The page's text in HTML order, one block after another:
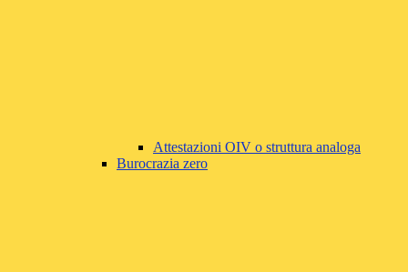
Attestazioni OIV o struttura analoga
Burocrazia zero